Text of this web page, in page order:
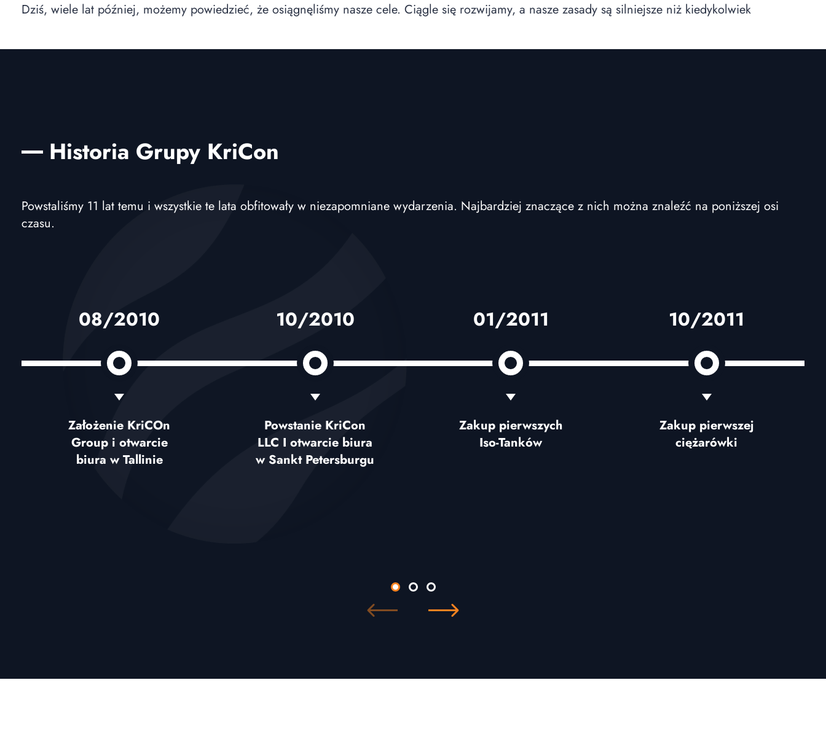
Dziś, wiele lat później, możemy powiedzieć, że osiągnęliśmy nasze cele. Ciągle się rozwijamy, a nasze zasady są silniejsze niż kiedykolwiek
Historia Grupy KriCon
Powstaliśmy 11 lat temu i wszystkie te lata obfitowały w niezapomniane wydarzenia. Najbardziej znaczące z nich można znaleźć na poniższej osi
czasu.
08/2010
Założenie KriCOn
Group i otwarcie
biura w Tallinie
10/2010
Powstanie KriCon
LLC I otwarcie biura
w Sankt Petersburgu
01/2011
Zakup pierwszych
Iso-Tanków
10/2011
Zakup pierwszej
ciężarówki